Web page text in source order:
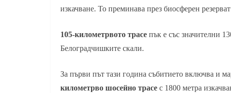
изкачване. То преминава през биосферен
105-километрвото трасе пък е със значителни
Белоградчишките скали.
За първи път тази година събитието включва и
километрво шосейно трасе с 1800 метра